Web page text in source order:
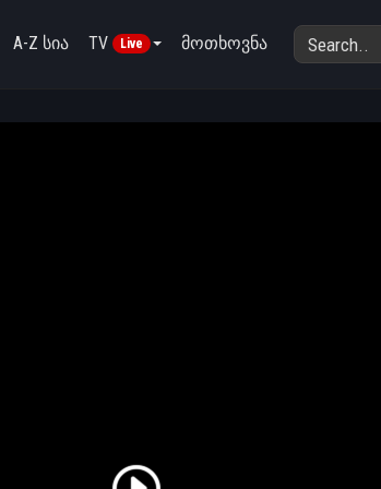
A-Z სია TV Live მოთხოვნა